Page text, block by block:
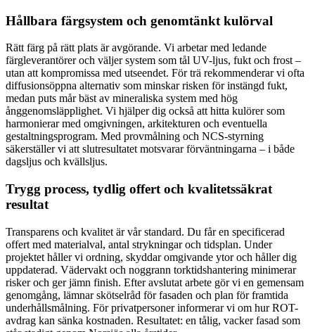
Hållbara färgsystem och genomtänkt kulörval
Rätt färg på rätt plats är avgörande. Vi arbetar med ledande
färgleverantörer och väljer system som tål UV-ljus, fukt och frost –
utan att kompromissa med utseendet. För trä rekommenderar vi ofta
diffusionsöppna alternativ som minskar risken för instängd fukt,
medan puts mår bäst av mineraliska system med hög
ånggenomsläpplighet. Vi hjälper dig också att hitta kulörer som
harmonierar med omgivningen, arkitekturen och eventuella
gestaltningsprogram. Med provmålning och NCS-styrning
säkerställer vi att slutresultatet motsvarar förväntningarna – i både
dagsljus och kvällsljus.
Trygg process, tydlig offert och kvalitetssäkrat
resultat
Transparens och kvalitet är vår standard. Du får en specificerad
offert med materialval, antal strykningar och tidsplan. Under
projektet håller vi ordning, skyddar omgivande ytor och håller dig
uppdaterad. Vädervakt och noggrann torktidshantering minimerar
risker och ger jämn finish. Efter avslutat arbete gör vi en gemensam
genomgång, lämnar skötselråd för fasaden och plan för framtida
underhållsmålning. För privatpersoner informerar vi om hur ROT-
avdrag kan sänka kostnaden. Resultatet: en tålig, vacker fasad som